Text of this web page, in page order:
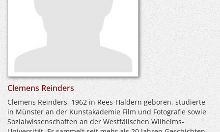
Clemens Reinders
Clemens Reinders, 1962 in Rees-Haldern geboren, studierte
in Münster an der Kunstakademie Film und Fotografie sowie
Sozialwissenschaften an der Westfälischen Wilhelms-